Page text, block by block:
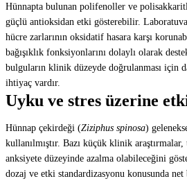
Hünnapta bulunan polifenoller ve
güçlü antioksidan etki gösterebilir.
hücre zarlarının oksidatif hasara karşı
bağışıklık fonksiyonlarını dolaylı olarak
bulguların klinik düzeyde doğrulanması için
ihtiyaç vardır.
Uyku ve stres üzerine
Hünnap çekirdeği (Ziziphus spinosa)
kullanılmıştır. Bazı küçük klinik
anksiyete düzeyinde azalma olabileceğini
dozaj ve etki standardizasyonu konusunda